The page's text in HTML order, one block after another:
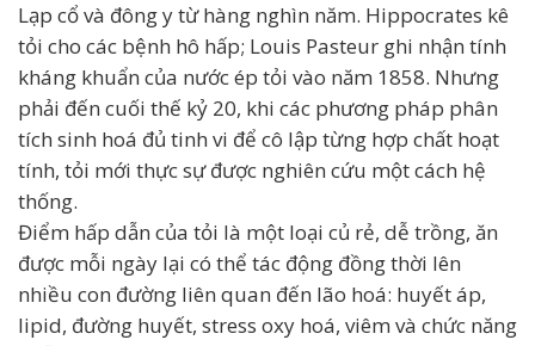
Lạp cổ và đông y từ hàng nghìn năm. Hippocrates kê
tỏi cho các bệnh hô hấp; Louis Pasteur ghi nhận tính
kháng khuẩn của nước ép tỏi vào năm 1858. Nhưng
phải đến cuối thế kỷ 20, khi các phương pháp phân
tích sinh hoá đủ tinh vi để cô lập từng hợp chất hoạt
tính, tỏi mới thực sự được nghiên cứu một cách hệ
thống.
Điểm hấp dẫn của tỏi là một loại củ rẻ, dễ trồng, ăn
được mỗi ngày lại có thể tác động đồng thời lên
nhiều con đường liên quan đến lão hoá: huyết áp,
lipid, đường huyết, stress oxy hoá, viêm và chức năng